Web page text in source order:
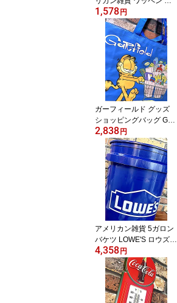
ップリケ THE BEATLES
ビートルズ ジョン・レノ
ン ポール・マッカートニ
ー ジョージ・ハリスン
リンゴ・スター アイロン
パッチ ファッション小物
カスタマイズ
1,578円
ガーフィールド グッズ
ショッピングバッグ Garf
ield レジャー アメリカン
雑貨 トートバッグ ショ
ルダーバッグ ランドリー
バッグ アウトドア
2,838円
アメリカン雑貨 5ガロン
バケツ LOWE'S ロウズ D
UST BOX ダストボック
ス ゴミ箱 収納 店舗 ガレ
ージ ディスプレイ
4,358円